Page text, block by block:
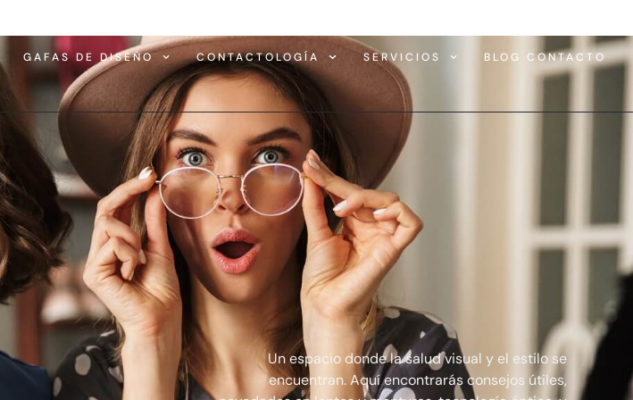
GAFAS DE DISEÑO CONTACTOLOGÍA SERVICIOS BLOG CONTACTO
Un espacio donde la salud visual y el estilo se
encuentran. Aquí encontrarás consejos útiles,